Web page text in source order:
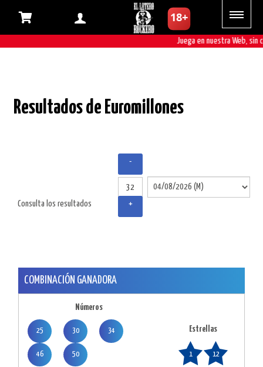
Juega en nuestra Web, sin
Resultados de Euromillones
Consulta los resultados
-
+
COMBINACIÓN GANADORA
Números
25 30 34
46 50
Estrellas
1 12